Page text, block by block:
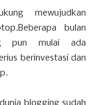
mewujudkan
bulan
pun mulai ada
berinvestasi dan